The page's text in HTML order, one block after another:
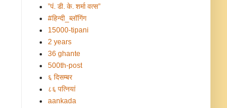
”पं. डी. के. शर्मा वत्स”
#हिन्दी_ब्लॉगिंग
15000-tipani
2 years
36 ghante
500th-post
६ दिसम्बर
८६ पत्नियां
aankada